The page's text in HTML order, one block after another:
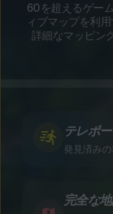
60を超えるゲー
ィブマップを利
詳細なマッピン
テレポー
発見済み
完全な